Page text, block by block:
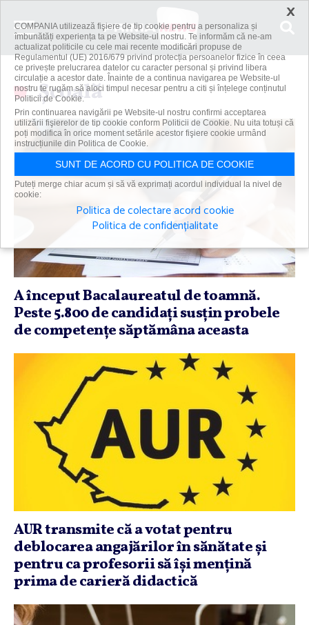
Școală
A început Bacalaureatul de toamnă.
Peste 5.800 de candidaţi susţin probele
de competenţe săptămâna aceasta
AUR transmite că a votat pentru
deblocarea angajărilor în sănătate şi
pentru ca profesorii să îşi menţină
prima de carieră didactică
×
COMPANIA utilizează fişiere de tip cookie pentru a personaliza și
îmbunătăți experiența ta pe Website-ul nostru. Te informăm că ne-am
actualizat politicile cu cele mai recente modificări propuse de
Regulamentul (UE) 2016/679 privind protecția persoanelor fizice în ceea
ce privește prelucrarea datelor cu caracter personal și privind libera
circulație a acestor date. Înainte de a continua navigarea pe Website-ul
nostru te rugăm să aloci timpul necesar pentru a citi și înțelege conținutul
Politicii de Cookie.
Prin continuarea navigării pe Website-ul nostru confirmi acceptarea
utilizării fişierelor de tip cookie conform Politicii de Cookie. Nu uita totuși că
poți modifica în orice moment setările acestor fişiere cookie urmând
instrucțiunile din Politica de Cookie.
SUNT DE ACORD CU POLITICA DE COOKIE
Puteți merge chiar acum și să vă exprimați acordul individual la nivel de
cookie:
Politica de colectare acord cookie
Politica de confidențialitate